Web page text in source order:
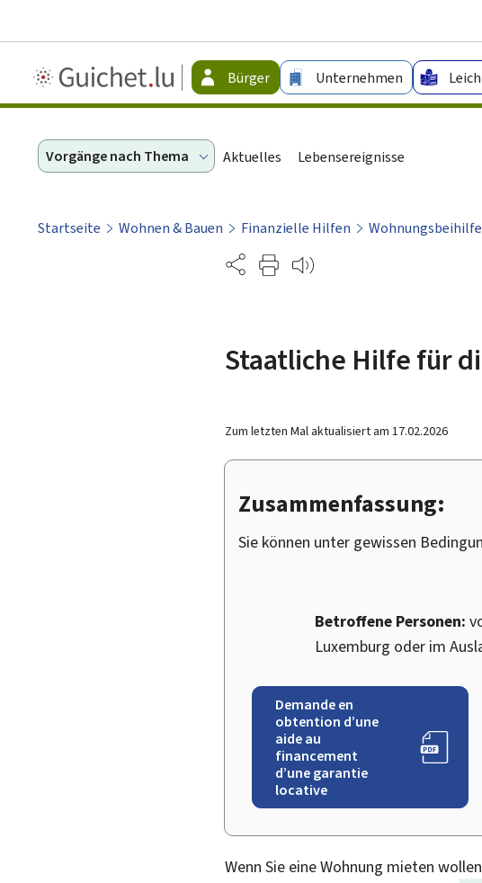
Guichet.lu
-
Bürger Unternehmen
Vorgänge nach Thema Aktuelles Lebensereignisse
Startseite Wohnen & Bauen Finanzielle Hilfen
Partage
Staatliche Hilfe für
Zum letzten Mal aktualisiert am 17.02.2026
Zusammenfassung:
Sie können unter gewissen
Betroffene Personen:
Luxemburg oder im
Demande en
obtention d’une
aide au
financement
d’une garantie
locative
Wenn Sie eine Wohnung mieten